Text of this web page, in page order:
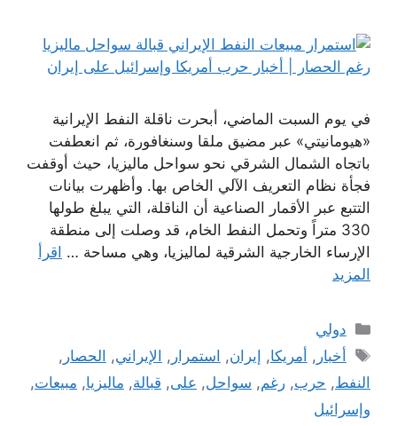
في يوم السبت الماضي، أبحرت ناقلة النفط الإيرانية
«هيومانيتي» عبر مضيق ملقا وسنغافورة، ثم انعطفت
باتجاه الشمال الشرقي نحو سواحل ماليزيا، حيث أوقفت
فجأة نظام التعريف الآلي الخاص بها. وأظهرت بيانات
التتبع عبر الأقمار الصناعية أن الناقلة، التي يبلغ طولها
330 متراً وتحمل النفط الخام، قد وصلت إلى منطقة
الإرساء الخارجية الشرقية لماليزيا، وهي مساحة … اقرأ
المزيد
التصنيفات
دولي
الوسوم
أخبار , أمريكا, إيران, استمرار , الإيراني, الحصار ,
النفط, حرب, رغم, سواحل, على, قبالة, ماليزيا, مبيعات,
وإسرائيل